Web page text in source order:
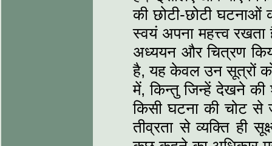
की छोटी-छोटी घटनाओं
स्वयं अपना महत्त्व
अध्ययन और चित्रण
है, यह केवल उन सूत्रों
में, किन्तु जिन्हें देखने की
किसी घटना की चोट से
तीव्रता से व्यक्ति ही